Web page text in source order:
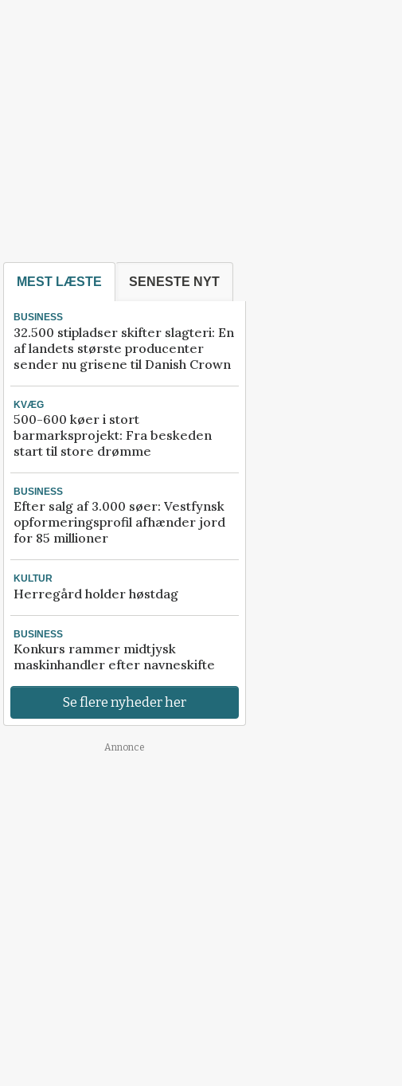
MEST LÆSTE SENESTE NYT
BUSINESS
32.500 stipladser skifter slagteri: En
af landets største producenter
sender nu grisene til Danish Crown
KVÆG
500-600 køer i stort
barmarksprojekt: Fra beskeden
start til store drømme
BUSINESS
Efter salg af 3.000 søer: Vestfynsk
opformeringsprofil afhænder jord
for 85 millioner
KULTUR
Herregård holder høstdag
BUSINESS
Konkurs rammer midtjysk
maskinhandler efter navneskifte
Se flere nyheder her
Annonce